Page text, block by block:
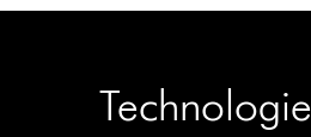
Technologie